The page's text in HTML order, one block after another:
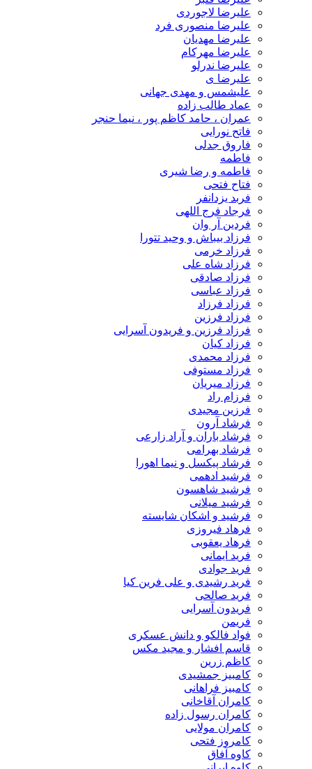
علیرضا لاجوردی
علیرضا منصوری فرد
علیرضا مهدیان
علیرضا مهرکام
علیرضا ندرلو
علیرضا ی
علیشمس و مهدی جهانی
عماد طالب زاده
عمران ، حامد کاظم پور ، نیما حنجر
فاتح نورایی
فاروق جدلی
فاطمه
فاطمه و رضا شیری
فتاح فتحی
فربد یزدانفر
فرجاد فرج اللهی
فردین آر وان
فرزاد بیباش و وحید تتورا
فرزاد خرمی
فرزاد شاه علی
فرزاد صادقی
فرزاد عباسی
فرزاد فرزاد
فرزاد فرزین
فرزاد فرزین و فریدون آسرایی
فرزاد کیان
فرزاد محمدی
فرزاد مستوفی
فرزاد میریان
فرزام راد
فرزین مجیدی
فرشاد آرون
فرشاد باران و آراد زارعی
فرشاد بهرامی
فرشاد پیکسل و نیما اهورا
فرشید ادهمی
فرشید شاهسون
فرشید میلانی
فرشید و اشکان شایسته
فرهاد فیروزی
فرهاد یعقوبی
فرید ایمانی
فرید جوادی
فرید رشیدی و علی فرین کیا
فرید صالحی
فریدون آسرایی
فریمن
فواد فالکو و دانش عسکری
قاسم افشار و مجید مکس
کاظم زرین
کامبیز جمشیدی
کامبیز فراهانی
کامران آقاخانی
کامران رسول زاده
کامران مولایی
کامروز فتحی
کاوه آفاق